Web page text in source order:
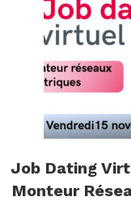
Job Dating
Monteur